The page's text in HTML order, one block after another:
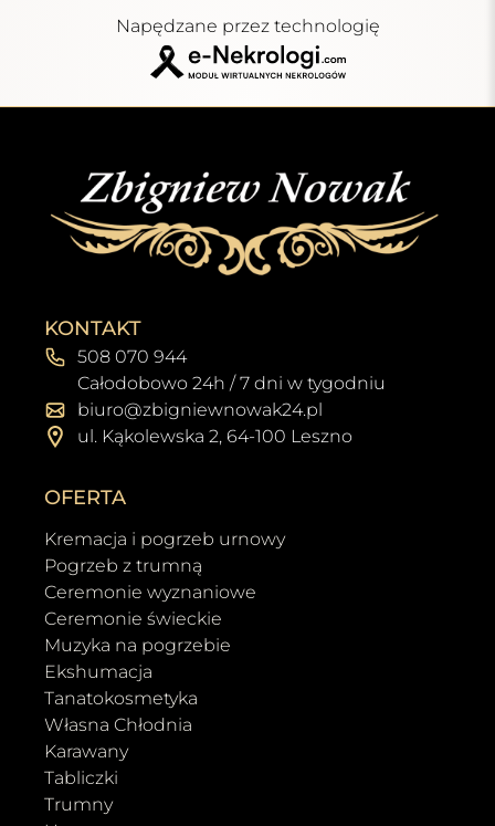
Napędzane przez technologię
KONTAKT
508 070 944
Całodobowo 24h / 7 dni w tygodniu
biuro@zbigniewnowak24.pl
ul. Kąkolewska 2, 64-100 Leszno
OFERTA
Kremacja i pogrzeb urnowy
Pogrzeb z trumną
Ceremonie wyznaniowe
Ceremonie świeckie
Muzyka na pogrzebie
Ekshumacja
Tanatokosmetyka
Własna Chłodnia
Karawany
Tabliczki
Trumny